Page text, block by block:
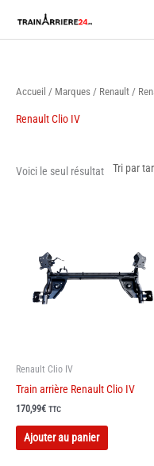
contenu
Accueil / Marques / Renault /
Renault Clio IV
Voici le seul résultat
Renault Clio IV
Train arrière Renault Clio IV
170,99€ TTC
Ajouter au panier